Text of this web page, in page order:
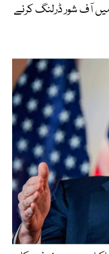
آف شور ڈرلنگ کرنے